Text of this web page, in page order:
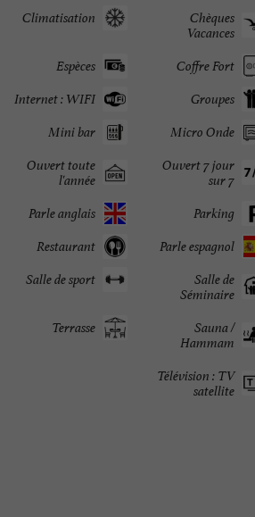
Chèques
Vacances
Climatisation
Coffre Fort
Espèces
Groupes
Internet : WIFI
Micro Onde
Mini bar
Ouvert 7 jour
sur 7
Ouvert toute
l'année
Parking
Parle anglais
Parle espagnol
Restaurant
Salle de
Séminaire
Salle de sport
Sauna /
Hammam
Terrasse
Télévision : TV
satellite